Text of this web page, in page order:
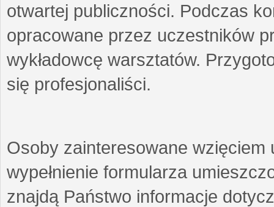
otwartej publiczności. Podczas
opracowane przez uczestników
wykładowcę warsztatów.
się profesjonaliści.
Osoby zainteresowane wzięciem
wypełnienie formularza
znajdą Państwo informacje